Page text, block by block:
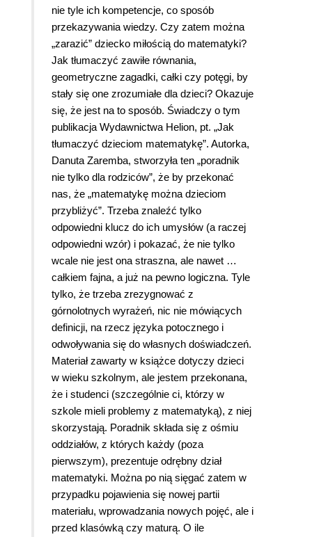
nie tyle ich kompetencje, co sposób
przekazywania wiedzy. Czy zatem można
„zarazić” dziecko miłością do matematyki?
Jak tłumaczyć zawiłe równania,
geometryczne zagadki, całki czy potęgi, by
stały się one zrozumiałe dla dzieci? Okazuje
się, że jest na to sposób. Świadczy o tym
publikacja Wydawnictwa Helion, pt. „Jak
tłumaczyć dzieciom matematykę”. Autorka,
Danuta Zaremba, stworzyła ten „poradnik
nie tylko dla rodziców”, że by przekonać
nas, że „matematykę można dzieciom
przybliżyć”. Trzeba znaleźć tylko
odpowiedni klucz do ich umysłów (a raczej
odpowiedni wzór) i pokazać, że nie tylko
wcale nie jest ona straszna, ale nawet …
całkiem fajna, a już na pewno logiczna. Tyle
tylko, że trzeba zrezygnować z
górnolotnych wyrażeń, nic nie mówiących
definicji, na rzecz języka potocznego i
odwoływania się do własnych doświadczeń.
Materiał zawarty w książce dotyczy dzieci
w wieku szkolnym, ale jestem przekonana,
że i studenci (szczególnie ci, którzy w
szkole mieli problemy z matematyką), z niej
skorzystają. Poradnik składa się z ośmiu
oddziałów, z których każdy (poza
pierwszym), prezentuje odrębny dział
matematyki. Można po nią sięgać zatem w
przypadku pojawienia się nowej partii
materiału, wprowadzania nowych pojęć, ale i
przed klasówką czy maturą. O ile